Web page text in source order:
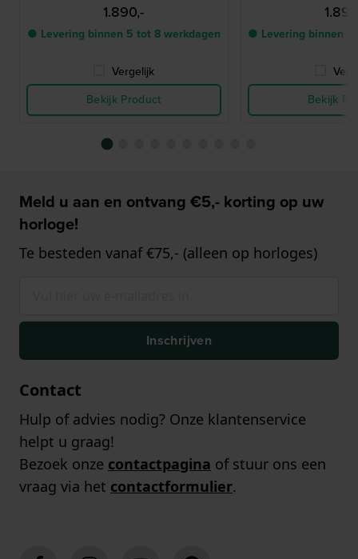
1.890,-
● Levering binnen 5 tot 8 werkdagen
Vergelijk
Bekijk Product
● Levering binnen
Bekijk
Meld u aan en ontvang €5,- korting op uw
horloge!
Te besteden vanaf €75,- (alleen op horloges)
Inschrijven
Contact
Hulp of advies nodig? Onze klantenservice
helpt u graag!
Bezoek onze contactpagina of stuur ons een
vraag via het contactformulier.